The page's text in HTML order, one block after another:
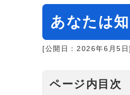
あなたは
[公開日：2026年6月5日]
ページ内目次